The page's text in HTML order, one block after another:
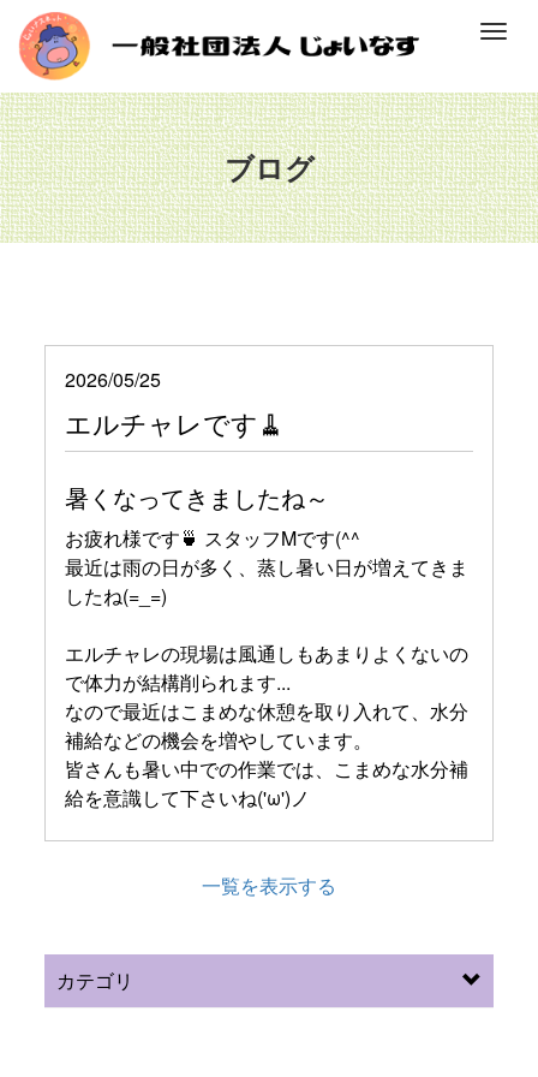
M
n
u
ブログ
2026/05/25
エルチャレです🧹
暑くなってきましたね～
お疲れ様です🍵 スタッフMです(^^
最近は雨の日が多く、蒸し暑い日が増えてきま
したね(=_=)
エルチャレの現場は風通しもあまりよくないの
で体力が結構削られます...
なので最近はこまめな休憩を取り入れて、水分
補給などの機会を増やしています。
皆さんも暑い中での作業では、こまめな水分補
給を意識して下さいね('ω')ノ
一覧を表示する
カテゴリ